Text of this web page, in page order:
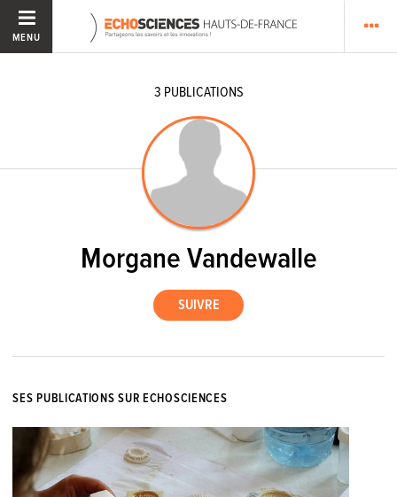
MENU
3 PUBLICATIONS
Morgane Vandewalle
SES PUBLICATIONS SUR ECHOSCIENCES